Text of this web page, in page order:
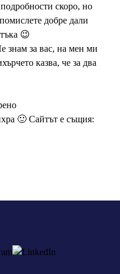
скоро, но
добре дали
😉
знам за вас, на мен ми
казва, че за два
🙂 Сайтът е същия: